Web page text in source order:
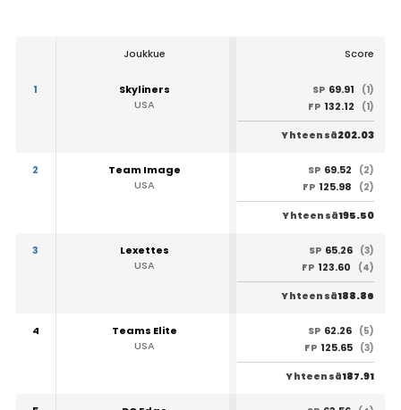
Joukkue Score
1
Skyliners
USA
SP 69.91
(1)
FP 132.12 (1)
Yhteensä202.03
2
Team Image
USA
SP 69.52
(2)
FP 125.98 (2)
Yhteensä195.50
3
Lexettes
USA
SP 65.26 (3)
FP 123.60 (4)
Yhteensä188.86
4
Teams Elite
USA
SP 62.26 (5)
FP 125.65 (3)
Yhteensä187.91